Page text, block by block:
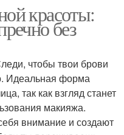
красоты:
без
чтобы твои брови
Идеальная форма
так как взгляд станет
макияжа.
внимание и создают